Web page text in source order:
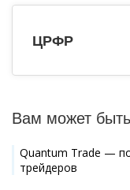
ЦРФР
Вам может
Quantum Trade —
трейдеров